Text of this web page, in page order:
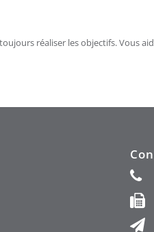
réaliser les objectifs. Vous